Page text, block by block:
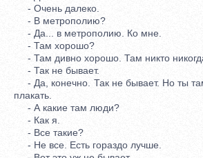
- Очень далеко.
- В метрополию?
- Да... в метрополию. Ко мне.
- Там хорошо?
- Там дивно хорошо. Там никто
- Так не бывает.
- Да, конечно. Так не бывает. Но ты
плакать.
- А какие там люди?
- Как я.
- Все такие?
- Не все. Есть гораздо лучше.